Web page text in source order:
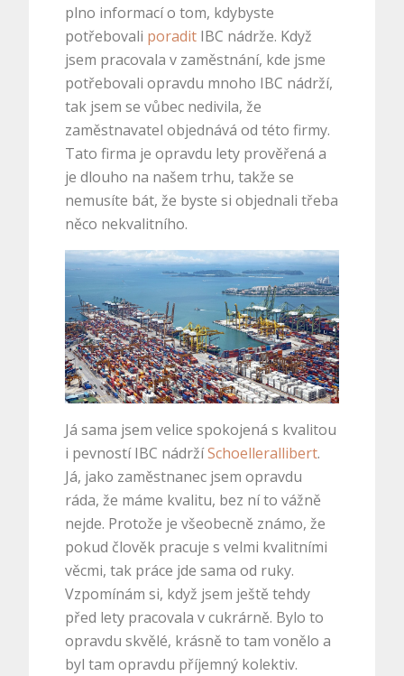
plno informací o tom, kdybyste
potřebovali poradit IBC nádrže. Když
jsem pracovala v zaměstnání, kde jsme
potřebovali opravdu mnoho IBC nádrží,
tak jsem se vůbec nedivila, že
zaměstnavatel objednává od této firmy.
Tato firma je opravdu lety prověřená a
je dlouho na našem trhu, takže se
nemusíte bát, že byste si objednali třeba
něco nekvalitního.
Já sama jsem velice spokojená s kvalitou
i pevností IBC nádržíSchoellerallibert.
Já, jako zaměstnanec jsem opravdu
ráda, že máme kvalitu, bez ní to vážně
nejde. Protože je všeobecně známo, že
pokud člověk pracuje s velmi kvalitními
věcmi, tak práce jde sama od ruky.
Vzpomínám si, když jsem ještě tehdy
před lety pracovala v cukrárně. Bylo to
opravdu skvělé, krásně to tam vonělo a
byl tam opravdu příjemný kolektiv.